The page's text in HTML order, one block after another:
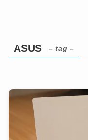
ASUS – tag –